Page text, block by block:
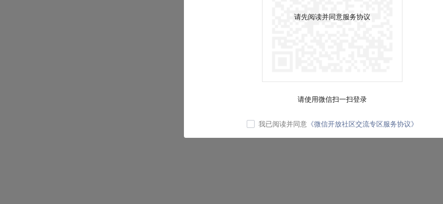
请先阅读并同意服务协议
请使用微信扫一扫登录
我已阅读并同意 《微信开放社区交流专区服务协议》